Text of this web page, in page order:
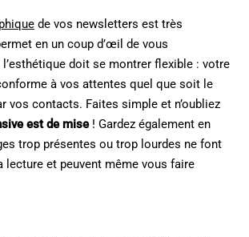
de vos newsletters est très
en un coup d’œil de vous
doit se montrer flexible : votre
à vos attentes quel que soit le
vos contacts. Faites simple et n’oubliez
est de mise! Gardez également en
trop présentes ou trop lourdes ne font
lecture et peuvent même vous faire